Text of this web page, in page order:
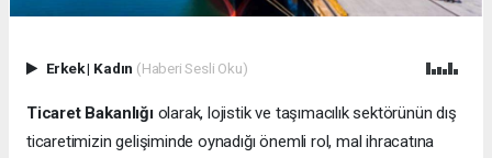
Erkek| Kadın (Haberi Sesli Oku)
Ticaret Bakanlığıolarak, lojistik ve taşımacılık sektörünün dış
ticaretimizin gelişiminde oynadığı önemli rol, mal ihracatına